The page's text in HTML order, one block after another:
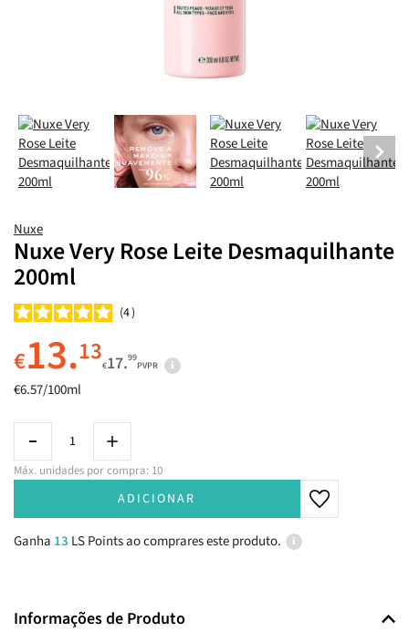
Nuxe
Nuxe Very Rose Leite Desmaquilhante
200ml
4
€13.13€17.99
PVPR
€6.57/100ml
Máx. unidades por compra: 10
ADICIONAR
Ganha 13 LS Points ao comprares este produto.
Informações de Produto